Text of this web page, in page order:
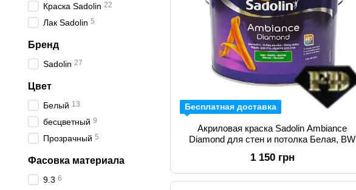
Бесплатная доставка
Акриловая краска Sadolin Ambiance
Diamond для стен и потолка Белая, BW
1 150 грн
Краска Sadolin 22
Лак Sadolin 5
Бренд
Sadolin 27
Цвет
Белый 13
бесцветный 9
Прозрачный 5
Фасовка материала
9.3 6